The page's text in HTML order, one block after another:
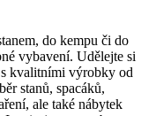
do kempu či do
vybavení. Udělejte si
kvalitními výrobky od
stanů, spacáků,
ale také nábytek